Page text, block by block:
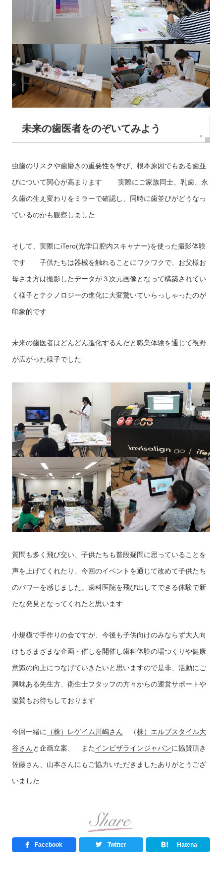
未来の歯医者をのぞいてみよう
虫歯のリスクや歯磨きの重要性を学び、根本原因でもある歯並
びについて関心が高まります 実際にご家族同士、乳歯、永
久歯の生え変わりをミラーで確認し、同時に歯並びがどうなっ
ているのかも観察しました
そして、実際にiTero(光学口腔内スキャナー)を使った撮影体験
です 子供たちは器械を触れることにワクワクで、お父様お
母さま方は撮影したデータが３次元画像となって構築されてい
く様子とテクノロジーの進化に大変驚いていらっしゃったのが
印象的です
未来の歯医者はどんどん進化するんだと職業体験を通じて視野
が広がった様子でした
質問も多く飛び交い、子供たちも普段疑問に思っていることを
声を上げてくれたり、今回のイベントを通じて改めて子供たち
のパワーを感じました。歯科医院を飛び出してできる体験で新
たな発見となってくれたと思います
小規模で手作りの会ですが、今後も子供向けのみならず大人向
けもさまざまな企画・催しを開催し歯科体験の場つくりや健康
意識の向上につなげていきたいと思いますので是非、活動にご
興味ある先生方、衛生士フタッフの方々からの運営サポートや
協賛もお待ちしております
今回一緒に （株）レゲイム川嶋さん （株）エルブスタイル大
谷さんと企画立案、 またインビザラインジャパンに協賛頂き
佐藤さん、山本さんにもご協力いただきましたありがとうござ
いました
Facebook Twitter Hatena